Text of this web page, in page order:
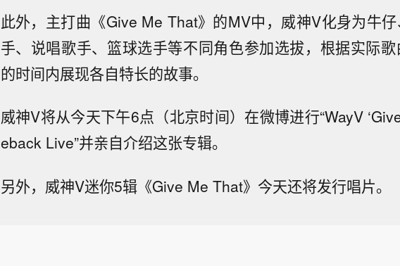
此外，主打曲《Give Me That》的MV中，威神V化身为牛
手、说唱歌手、篮球选手等不同角色参加选拔，根据实际
的时间内展现各自特长的故事。
威神V将从今天下午6点（北京时间）在微博进行“WayV
eback Live”并亲自介绍这张专辑。
另外，威神V迷你5辑《Give Me That》今天还将发行唱片。